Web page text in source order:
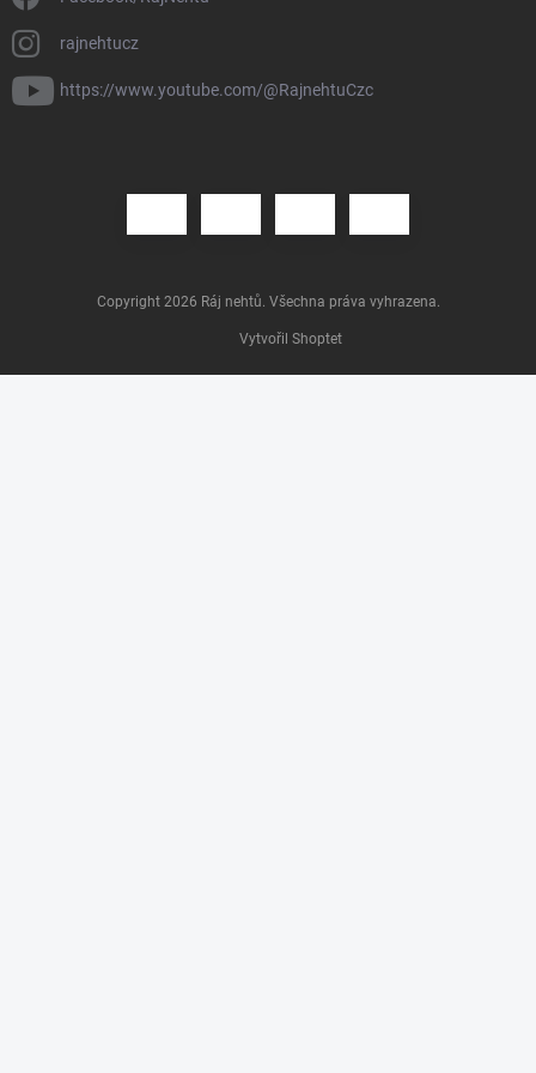
rajnehtucz
https://www.youtube.com/@RajnehtuCzc
Vytvořil Shoptet
Copyright 2026 Ráj nehtů. Všechna práva vyhrazena.